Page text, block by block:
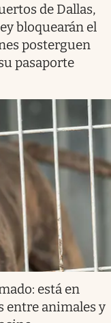
de Dallas,
bloquearán el
posterguen
pasaporte
está en
entre animales y